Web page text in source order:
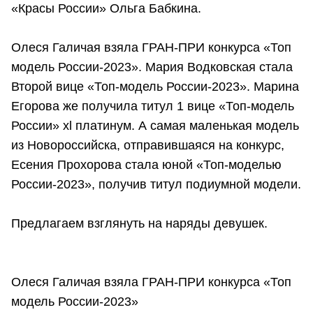
«Красы России» Ольга Бабкина.
Олеся Галичая взяла ГРАН-ПРИ конкурса «Топ
модель России-2023». Мария Водковская стала
Второй вице «Топ-модель России-2023». Марина
Егорова же получила титул 1 вице «Топ-модель
России» xl платинум. А самая маленькая модель
из Новороссийска, отправившаяся на конкурс,
Есения Прохорова стала юной «Топ-моделью
России-2023», получив титул подиумной модели.
Предлагаем взглянуть на наряды девушек.
Олеся Галичая взяла ГРАН-ПРИ конкурса «Топ
модель России-2023»